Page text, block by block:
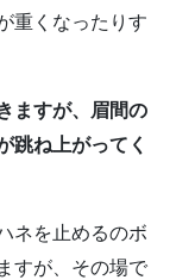
重くなったりす
ますが、眉間の
跳ね上がってく
ネを止めるのボ
すが、その場で